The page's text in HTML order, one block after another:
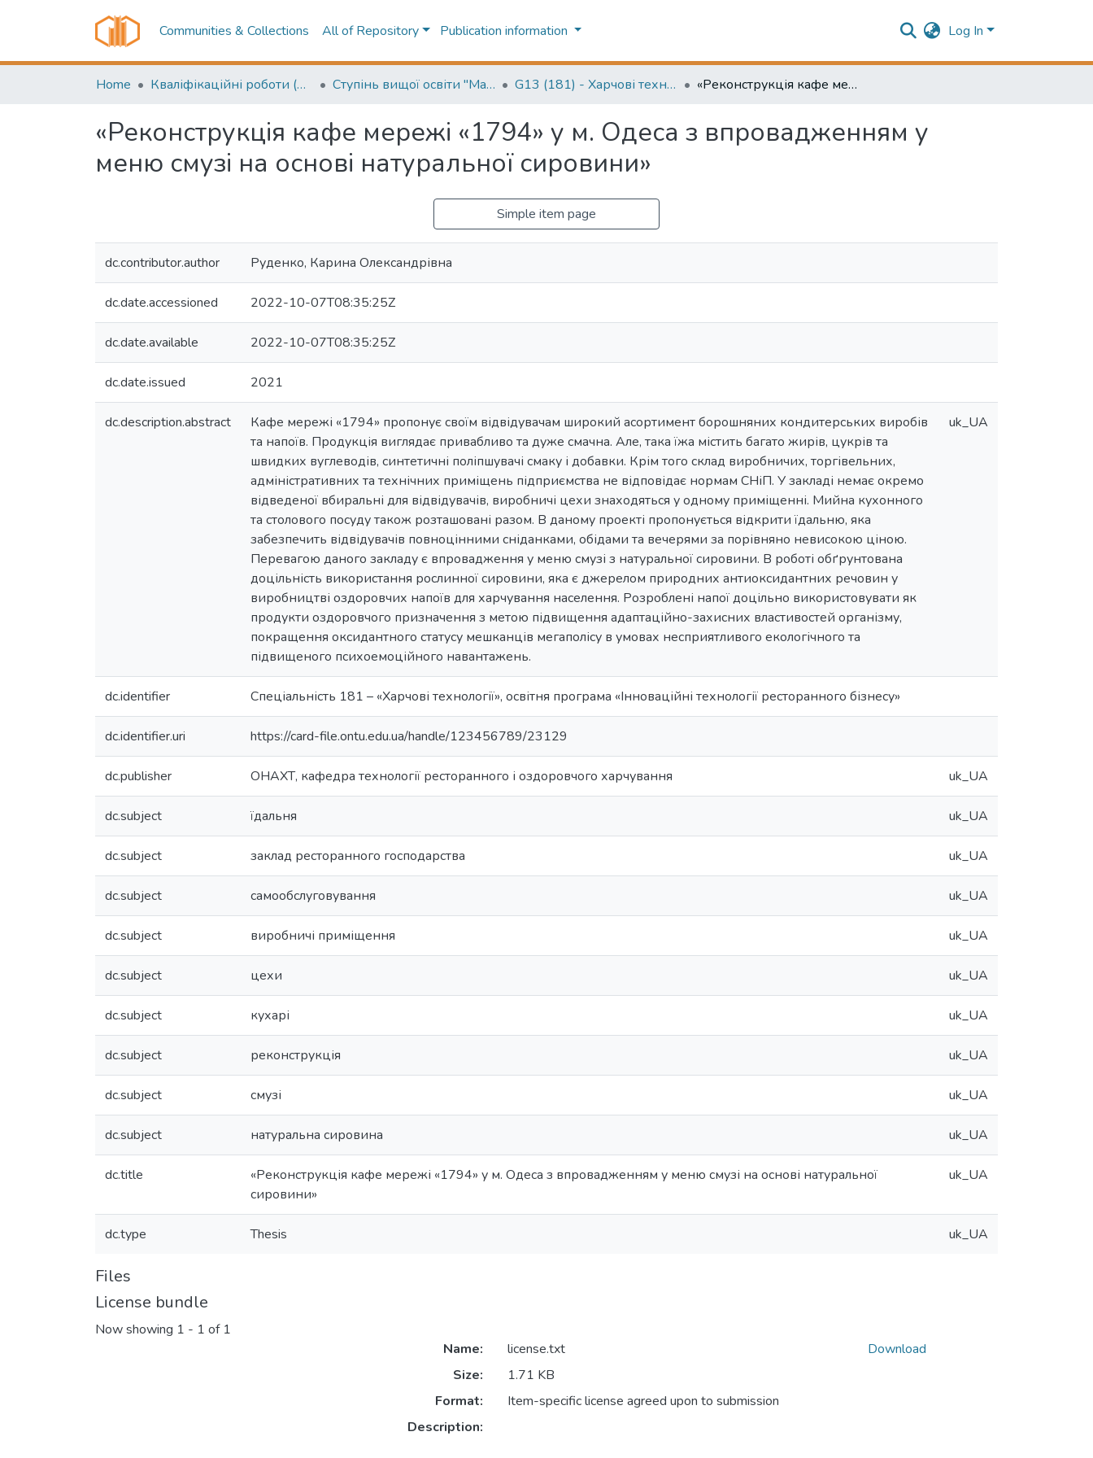
Communities & Collections All of Repository Publication information Log In
Home Кваліфікаційні роботи (Graduation projects) Ступінь вищої освіти "Магістр" (Higher education degree "Master") G13 (181) - Харчові технології «Реконструкція кафе мережі «1794» у м. Одеса з впровадженням у меню смузі на основі натуральної сировини»
«Реконструкція кафе мережі «1794» у м. Одеса з впровадженням у
меню смузі на основі натуральної сировини»
Simple item page
dc.contributor.author Руденко, Карина Олександрівна
dc.date.accessioned 2022-10-07T08:35:25Z
dc.date.available 2022-10-07T08:35:25Z
dc.date.issued 2021
dc.description.abstract
Кафе мережі «1794» пропонує своїм відвідувачам широкий асортимент борошняних кондитерських виробів
та напоїв. Продукція виглядає привабливо та дуже смачна. Але, така їжа містить багато жирів, цукрів та
швидких вуглеводів, синтетичні поліпшувачі смаку і добавки. Крім того склад виробничих, торгівельних,
адміністративних та технічних приміщень підприємства не відповідає нормам СНіП. У закладі немає окремо
відведеної вбиральні для відвідувачів, виробничі цехи знаходяться у одному приміщенні. Мийна кухонного
та столового посуду також розташовані разом. В даному проекті пропонується відкрити їдальню, яка
забезпечить відвідувачів повноцінними сніданками, обідами та вечерями за порівняно невисокою ціною.
Перевагою даного закладу є впровадження у меню смузі з натуральної сировини. В роботі обґрунтована
доцільність використання рослинної сировини, яка є джерелом природних антиоксидантних речовин у
виробництві оздоровчих напоїв для харчування населення. Розроблені напої доцільно використовувати як
продукти оздоровчого призначення з метою підвищення адаптаційно-захисних властивостей організму,
покращення оксидантного статусу мешканців мегаполісу в умовах несприятливого екологічного та
підвищеного психоемоційного навантажень.
uk_UA
dc.identifier Спеціальність 181 – «Харчові технології», освітня програма «Інноваційні технології ресторанного бізнесу»
dc.identifier.uri https://card-file.ontu.edu.ua/handle/123456789/23129
dc.publisher ОНАХТ, кафедра технології ресторанного і оздоровчого харчування uk_UA
dc.subject їдальня uk_UA
dc.subject заклад ресторанного господарства uk_UA
dc.subject самообслуговування uk_UA
dc.subject виробничі приміщення uk_UA
dc.subject цехи uk_UA
dc.subject кухарі uk_UA
dc.subject реконструкція uk_UA
dc.subject смузі uk_UA
dc.subject натуральна сировина uk_UA
dc.title
«Реконструкція кафе мережі «1794» у м. Одеса з впровадженням у меню смузі на основі натуральної
сировини»
uk_UA
dc.type Thesis uk_UA
Files
License bundle
Now showing 1 - 1 of 1
Name:
license.txt
Size:
1.71 KB
Format:
Item-specific license agreed upon to submission
Description:
Download